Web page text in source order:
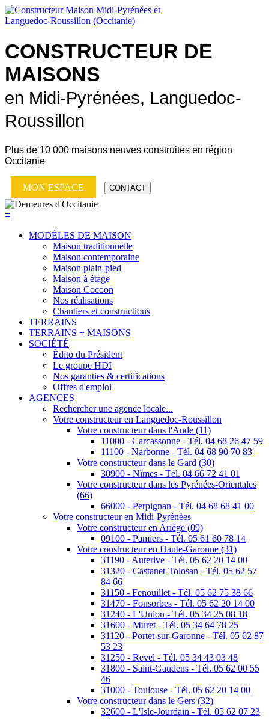
CONSTRUCTEUR DE
MAISONS
en Midi-Pyrénées, Languedoc-
Roussillon
Plus de 10 000 maisons neuves construites en région
Occitanie
MON ESPACE CONTACT
≡
MODÈLES DE MAISON
Maison traditionnelle
Maison contemporaine
Maison plain-pied
Maison à étage
Maison Cocoon
Nos réalisations
Chantiers et constructions
TERRAINS
TERRAINS + MAISONS
SOCIÉTÉ
Édito du Président
Le groupe HDI
Nos garanties & certifications
Offres d'emploi
AGENCES
Rechercher une agence locale...
Votre constructeur en Languedoc-Roussillon
Votre constructeur dans l'Aude (11)
11000 - Carcassonne - Tél. 04 68 26 47 59
11100 - Narbonne - Tél. 04 68 90 70 83
Votre constructeur dans le Gard (30)
30900 - Nîmes - Tél. 04 66 72 41 01
Votre constructeur dans les Pyrénées-Orientales
(66)
66000 - Perpignan - Tél. 04 68 68 41 00
Votre constructeur en Midi-Pyrénées
Votre constructeur en Ariège (09)
09100 - Pamiers - Tél. 05 61 60 78 14
Votre constructeur en Haute-Garonne (31)
31190 - Auterive - Tél. 05 62 20 14 00
31320 - Castanet-Tolosan - Tél. 05 62 57
84 66
31150 - Fenouillet - Tél. 05 62 75 38 66
31470 - Fonsorbes - Tél. 05 62 20 14 00
31240 - L'Union - Tél. 05 34 25 08 18
31600 - Muret - Tél. 05 34 64 78 25
31120 - Portet-sur-Garonne - Tél. 05 62 87
53 23
31250 - Revel - Tél. 05 34 43 03 48
31800 - Saint-Gaudens - Tél. 05 62 00 55
46
31000 - Toulouse - Tél. 05 62 20 14 00
Votre constructeur dans le Gers (32)
32600 - L'Isle-Jourdain - Tél. 05 62 07 23